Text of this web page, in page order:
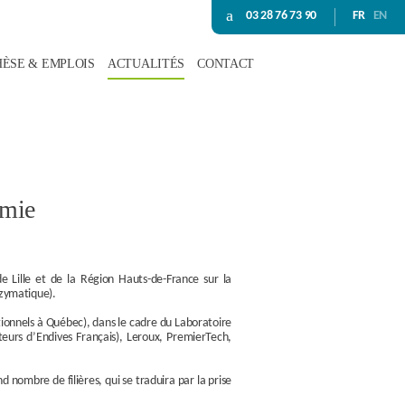
& EMPLOIS ACTUALITÉS CONTACT
03 28 76 73 90 FR EN
et de la Région Hauts-de-France sur la
à Québec), dans le cadre du Laboratoire
d’Endives Français), Leroux, PremierTech,
nombre de filières, qui se traduira par la prise